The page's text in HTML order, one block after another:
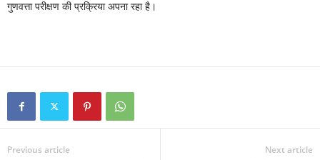
गुणवत्ता परीक्षण की प्रक्रिया अपना रहा है।
Previous article Next article